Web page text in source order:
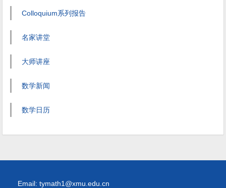
Colloquium系列报告
名家讲堂
大师讲座
数学新闻
数学日历
Email: tymath1@xmu.edu.cn